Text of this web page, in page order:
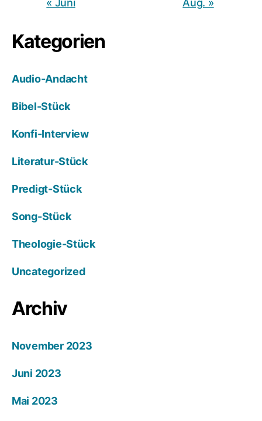
« Juni Aug. »
Kategorien
Audio-Andacht
Bibel-Stück
Konfi-Interview
Literatur-Stück
Predigt-Stück
Song-Stück
Theologie-Stück
Uncategorized
Archiv
November 2023
Juni 2023
Mai 2023